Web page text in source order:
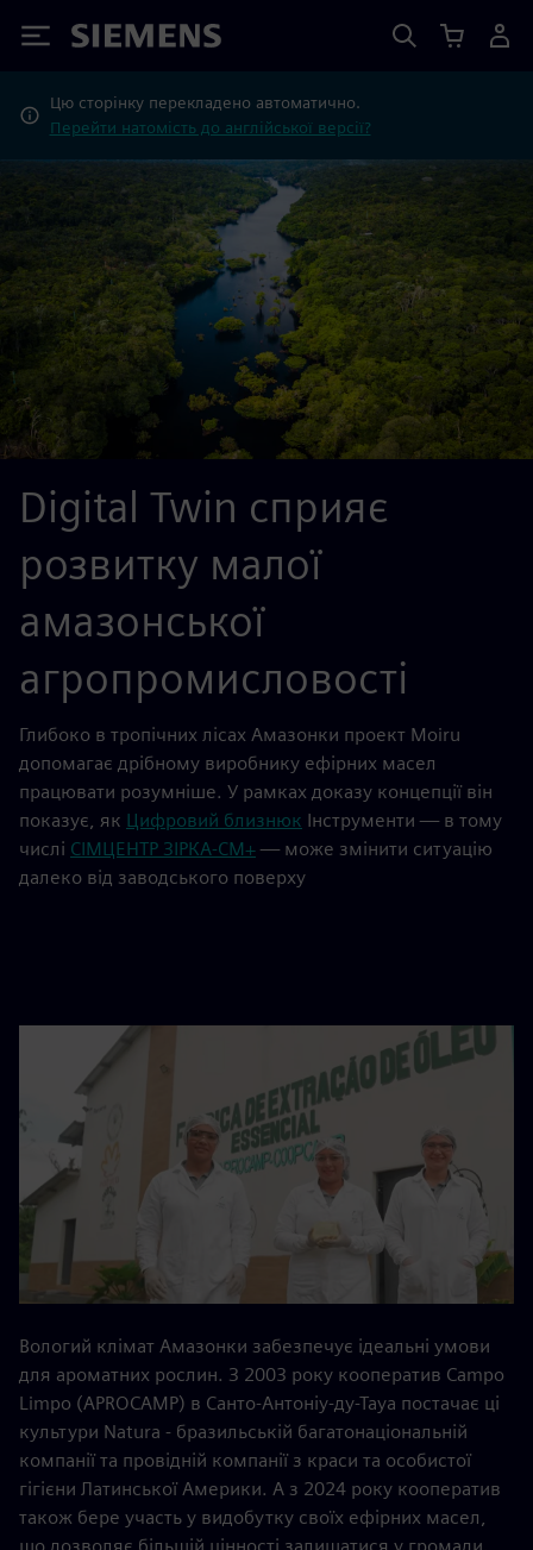
Siemens
Цю сторінку перекладено автоматично.
Перейти натомість до англійської версії?
Digital Twin сприяє
розвитку малої
амазонської
агропромисловості
Глибоко в тропічних лісах Амазонки проект Moiru
допомагає дрібному виробнику ефірних масел
працювати розумніше. У рамках доказу концепції він
показує, як Цифровий близнюк Інструменти — в тому
числі СІМЦЕНТР ЗІРКА-СМ+— може змінити ситуацію
далеко від заводського поверху
Вологий клімат Амазонки забезпечує ідеальні умови
для ароматних рослин. З 2003 року кооператив Campo
Limpo (APROCAMP) в Санто-Антоніу-ду-Тауа постачає ці
культури Natura - бразильській багатонаціональній
компанії та провідній компанії з краси та особистої
гігієни Латинської Америки. А з 2024 року кооператив
також бере участь у видобутку своїх ефірних масел,